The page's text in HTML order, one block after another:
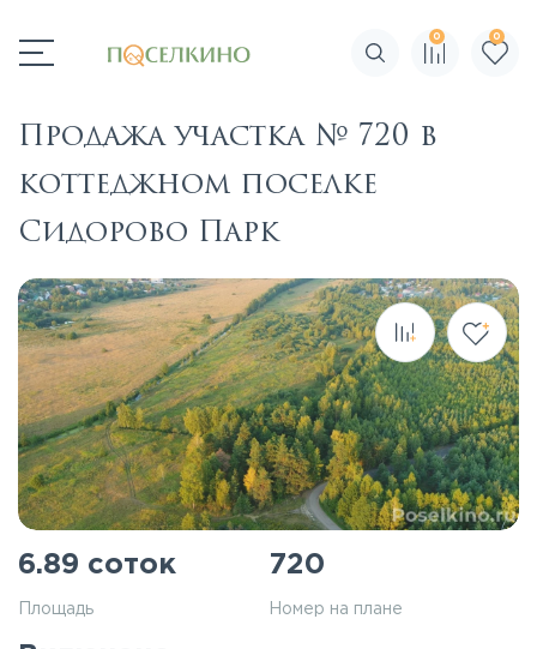
Поиск по сайту
0 0
Продажа участка № 720 в
коттеджном поселке
Сидорово Парк
6.89 соток
Площадь
720
Номер на плане